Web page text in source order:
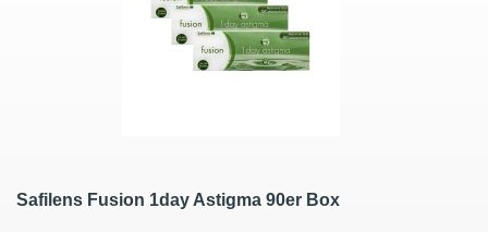
Safilens Fusion 1day Astigma 90er Box